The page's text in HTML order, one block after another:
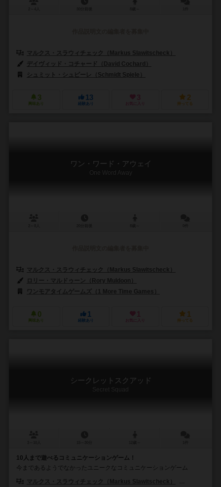
マルクス・スラウィチェック（Markus Slawitscheck）
デイヴィッド・コチャード（David Cochard）
シュミット・シュピーレ（Schmidt Spiele）
3
興味あり
13
経験あり
3
お気に入り
2
持ってる
ワン・ワード・アウェイ
One Word Away
マルクス・スラウィチェック（Markus Slawitscheck）
ロリー・マルドゥーン（Rory Muldoon）
ワンモアタイムゲームズ（1 More Time Games）
0
興味あり
1
経験あり
1
お気に入り
1
持ってる
シークレットスクアッド
Secret Squad
10人まで遊べるコミュニケーションゲーム！
今まであるようでなかったユニークなコミュニケーションゲーム
マルクス・スラウィチェック（Markus Slawitscheck）